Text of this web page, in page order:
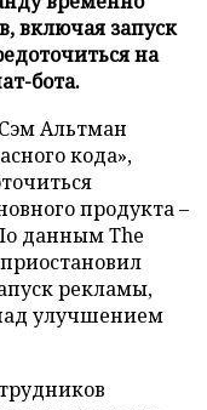
включая запуск
на
бота.
Альтман
кода»,
продукта –
данным The
рекламы,
улучшением